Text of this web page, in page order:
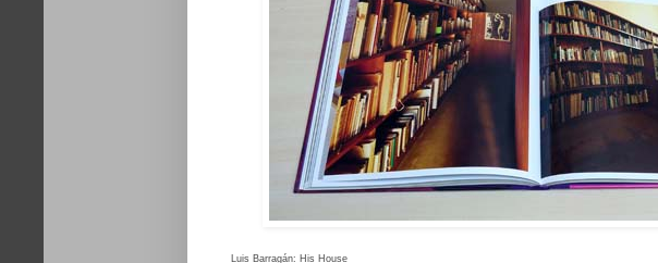
Luis Barragán: His House